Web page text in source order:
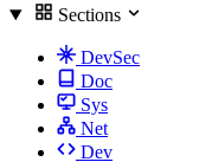
Sections
DevSec
Doc
Sys
Net
Dev